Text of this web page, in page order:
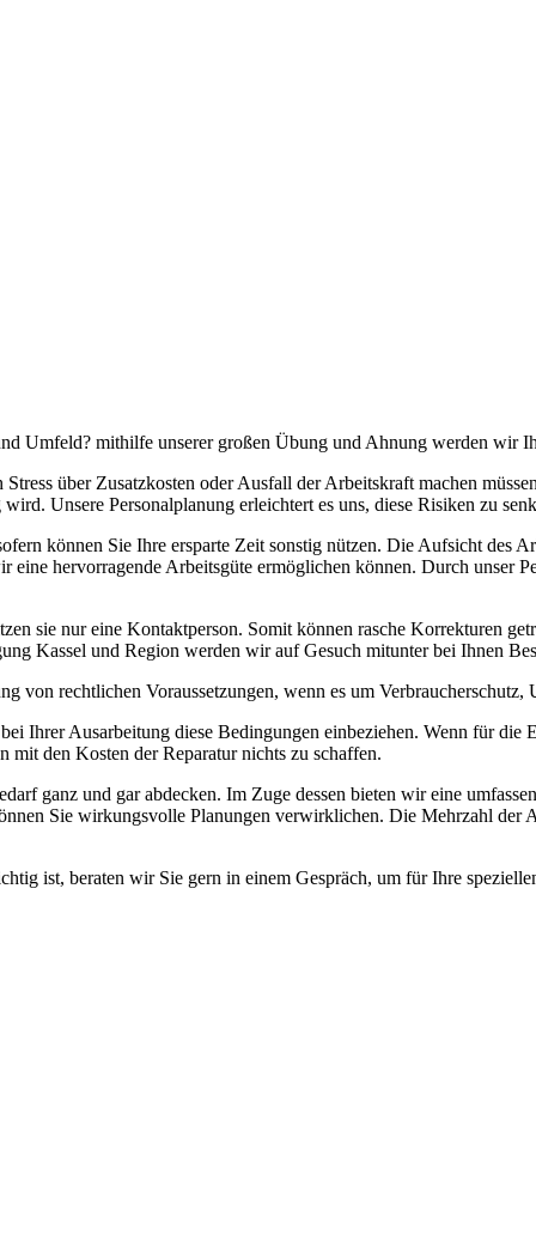
Umfeld? mithilfe unserer großen Übung und Ahnung werden wir
über Zusatzkosten oder Ausfall der Arbeitskraft machen
Unsere Personalplanung erleichtert es uns, diese Risiken zu
können Sie Ihre ersparte Zeit sonstig nützen. Die Aufsicht des
eine hervorragende Arbeitsgüte ermöglichen können. Durch
sie nur eine Kontaktperson. Somit können rasche Korrekturen
Kassel und Region werden wir auf Gesuch mitunter bei Ihnen
von rechtlichen Voraussetzungen, wenn es um
Ihrer Ausarbeitung diese Bedingungen einbeziehen. Wenn für
mit den Kosten der Reparatur nichts zu schaffen.
ganz und gar abdecken. Im Zuge dessen bieten wir eine
Sie wirkungsvolle Planungen verwirklichen. Die Mehrzahl der
ist, beraten wir Sie gern in einem Gespräch, um für Ihre